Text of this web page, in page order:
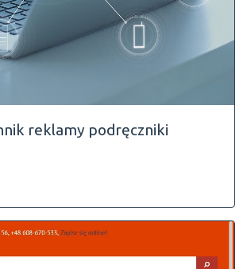
reklamy podręczniki